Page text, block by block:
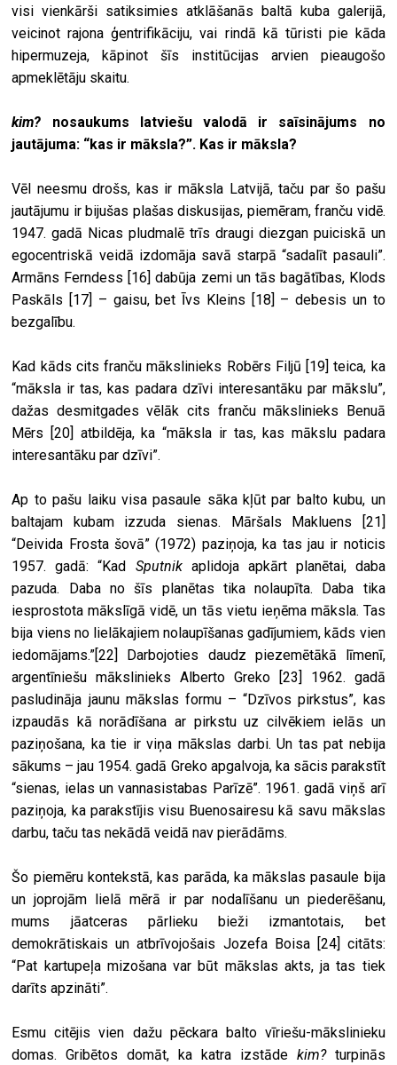
visi vienkārši satiksimies atklāšanās baltā kuba galerijā,
veicinot rajona ģentrifikāciju, vai rindā kā tūristi pie kāda
hipermuzeja, kāpinot šīs institūcijas arvien pieaugošo
apmeklētāju skaitu.
kim? nosaukums latviešu valodā ir saīsinājums no
jautājuma: “kas ir māksla?”. Kas ir māksla?
Vēl neesmu drošs, kas ir māksla Latvijā, taču par šo pašu
jautājumu ir bijušas plašas diskusijas, piemēram, franču vidē.
1947. gadā Nicas pludmalē trīs draugi diezgan puiciskā un
egocentriskā veidā izdomāja savā starpā “sadalīt pasauli”.
Armāns Ferndess [16] dabūja zemi un tās bagātības, Klods
Paskāls [17] – gaisu, bet Īvs Kleins [18] – debesis un to
bezgalību.
Kad kāds cits franču mākslinieks Robērs Filjū [19] teica, ka
“māksla ir tas, kas padara dzīvi interesantāku par mākslu”,
dažas desmitgades vēlāk cits franču mākslinieks Benuā
Mērs [20] atbildēja, ka “māksla ir tas, kas mākslu padara
interesantāku par dzīvi”.
Ap to pašu laiku visa pasaule sāka kļūt par balto kubu, un
baltajam kubam izzuda sienas. Māršals Makluens
[21]
“Deivida Frosta šovā” (1972) paziņoja, ka tas jau ir noticis
1957. gadā: “Kad Sputnikaplidoja apkārt planētai, daba
pazuda. Daba no šīs planētas tika nolaupīta. Daba tika
iesprostota mākslīgā vidē, un tās vietu ieņēma māksla. Tas
bija viens no lielākajiem nolaupīšanas gadījumiem, kāds vien
iedomājams.”[22]
Darbojoties daudz piezemētākā līmenī,
argentīniešu mākslinieks Alberto Greko
[23] 1962. gadā
pasludināja jaunu mākslas formu – “Dzīvos pirkstus”, kas
izpaudās kā norādīšana ar pirkstu uz cilvēkiem ielās un
paziņošana, ka tie ir viņa mākslas darbi. Un tas pat nebija
sākums – jau 1954. gadā Greko apgalvoja, ka sācis parakstīt
“sienas, ielas un vannasistabas Parīzē”. 1961. gadā viņš arī
paziņoja, ka parakstījis visu Buenosairesu kā savu mākslas
darbu, taču tas nekādā veidā nav pierādāms.
Šo piemēru kontekstā, kas parāda, ka mākslas pasaule bija
un joprojām lielā mērā ir par nodalīšanu un piederēšanu,
mums jāatceras pārlieku bieži izmantotais, bet
demokrātiskais un atbrīvojošais Jozefa Boisa [24] citāts:
“Pat kartupeļa mizošana var būt mākslas akts, ja tas tiek
darīts apzināti”.
Esmu citējis vien dažu pēckara balto vīriešu-mākslinieku
domas. Gribētos domāt, ka katra izstāde kim?turpinās